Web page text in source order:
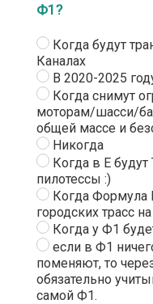
Ф1?
Когда будут
Каналах
В 2020-2025
Когда снимут
моторам/шасси/
общей массе и
Никогда
Когда в Е
пилотессы :)
Когда Формула
городских трасс
Когда у Ф1
если в Ф1
поменяют, то
обязательно
самой Ф1.